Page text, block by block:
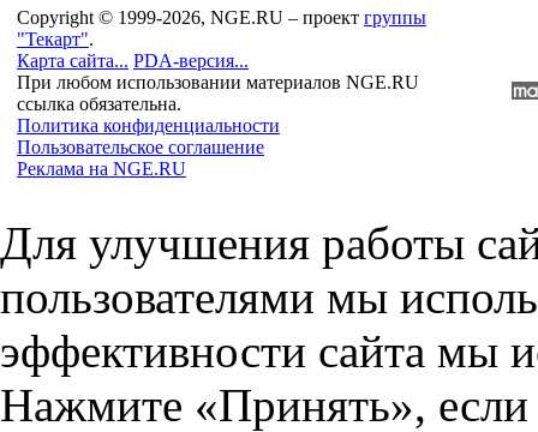
Copyright © 1999-2026, NGE.RU – проект группы
"Текарт".
Карта сайта... PDA-версия...
При любом использовании материалов NGE.RU
ссылка обязательна.
Политика конфиденциальности
Пользовательское соглашение
Реклама на NGE.RU
Для улучшения работы
пользователями мы
эффективности сайта мы
Нажмите «Принять», если